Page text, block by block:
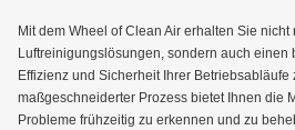
Mit dem Wheel of Clean Air erhalten Sie nicht
Luftreinigungslösungen, sondern auch einen
Effizienz und Sicherheit Ihrer Betriebsabläufe
maßgeschneiderter Prozess bietet Ihnen die
Probleme frühzeitig zu erkennen und zu